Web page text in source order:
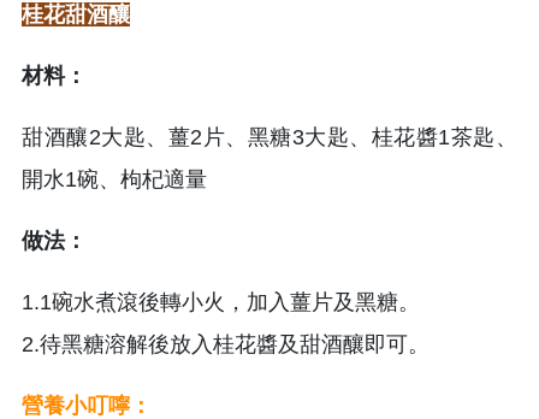
桂花甜酒釀
材料：
甜酒釀2大匙、薑2片、黑糖3大匙、桂花醬1茶匙、
開水1碗、枸杞適量
做法：
1.1碗水煮滾後轉小火，加入薑片及黑糖。
2.待黑糖溶解後放入桂花醬及甜酒釀即可。
營養小叮嚀：